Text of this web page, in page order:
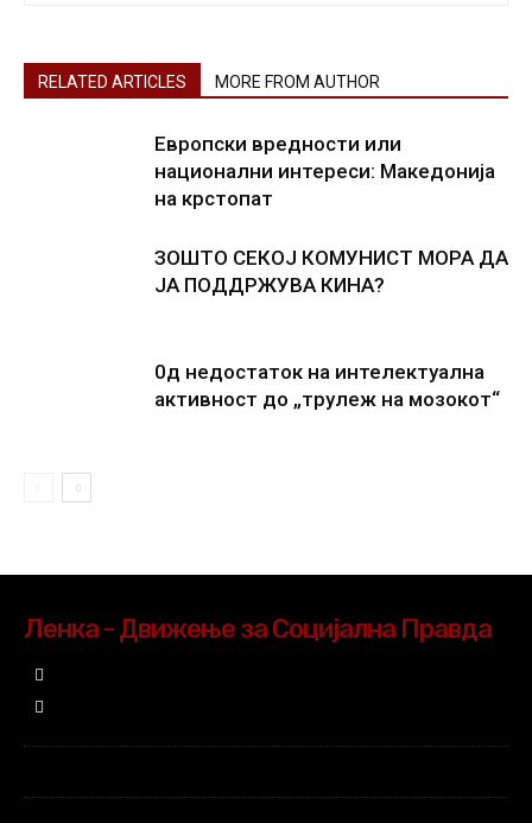
RELATED ARTICLES MORE FROM AUTHOR
Европски вредности или
национални интереси: Македонија
на крстопат
ЗОШТО СЕКОЈ КОМУНИСТ МОРА ДА
ЈА ПОДДРЖУВА КИНА?
0д недостаток на интелектуална
активност до „трулеж на мозокот“
Ленка - Движење за Социјална Правда